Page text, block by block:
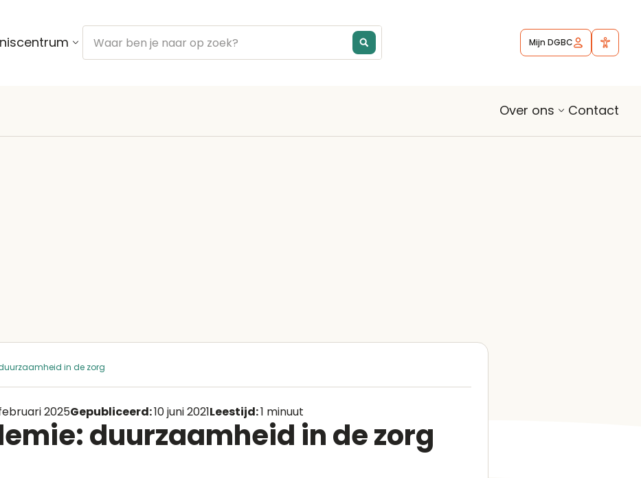
Mijn DGBC
Over ons Contact
in de zorg
2025Gepubliceerd:10 juni 2021Leestijd:1 minuut
duurzaamheid in de zorg